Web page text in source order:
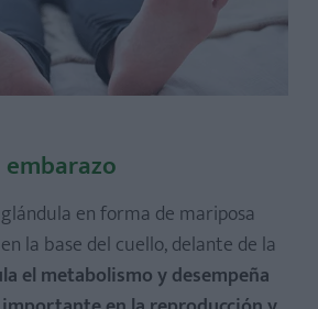
en forma de mariposa
la base del cuello, delante de la
el metabolismo y desempeña